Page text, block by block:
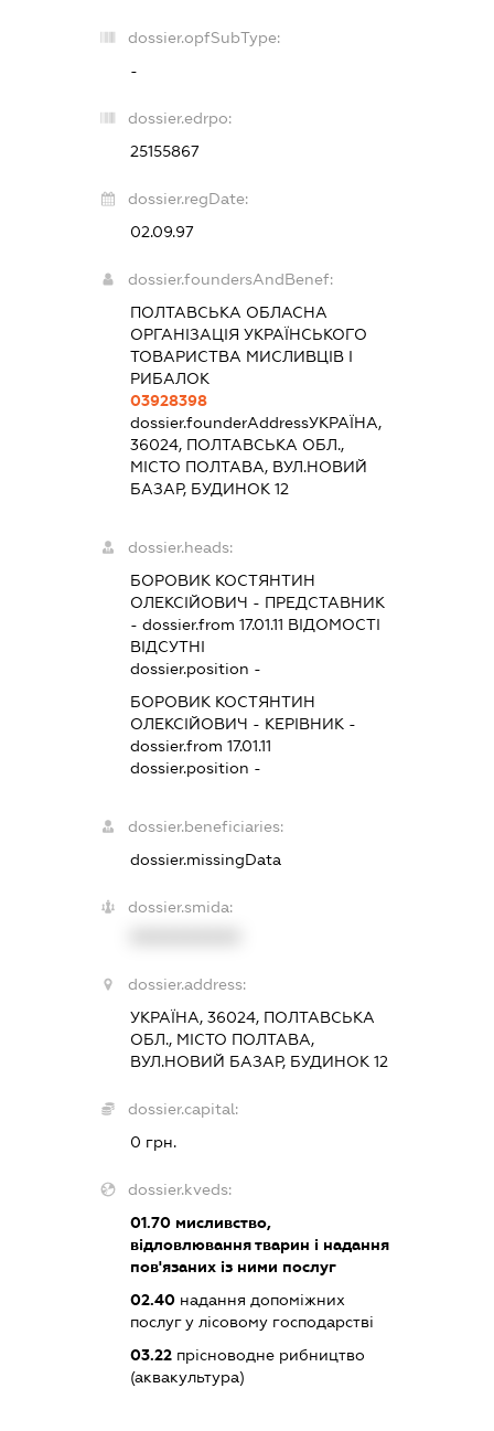
dossier.opfSubType:
-
dossier.edrpo:
25155867
dossier.regDate:
02.09.97
dossier.foundersAndBenef:
ПОЛТАВСЬКА ОБЛАСНА
ОРГАНІЗАЦІЯ УКРАЇНСЬКОГО
ТОВАРИСТВА МИСЛИВЦІВ І
РИБАЛОК
03928398
dossier.founderAddressУКРАЇНА,
36024, ПОЛТАВСЬКА ОБЛ.,
МІСТО ПОЛТАВА, ВУЛ.НОВИЙ
БАЗАР, БУДИНОК 12
dossier.heads:
БОРОВИК КОСТЯНТИН
ОЛЕКСІЙОВИЧ - ПРЕДСТАВНИК
- dossier.from 17.01.11 ВІДОМОСТІ
ВІДСУТНІ
dossier.position -
БОРОВИК КОСТЯНТИН
ОЛЕКСІЙОВИЧ - КЕРІВНИК -
dossier.from 17.01.11
dossier.position -
dossier.beneficiaries:
dossier.missingData
dossier.smida:
dossier.address:
УКРАЇНА, 36024, ПОЛТАВСЬКА
ОБЛ., МІСТО ПОЛТАВА,
ВУЛ.НОВИЙ БАЗАР, БУДИНОК 12
dossier.capital:
0 грн.
dossier.kveds:
01.70мисливство,
відловлювання тварин і надання
пов'язаних із ними послуг
02.40надання допоміжних
послуг у лісовому господарстві
03.22прісноводне рибництво
(аквакультура)